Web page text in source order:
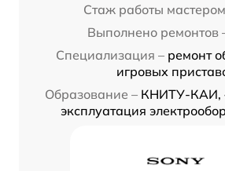
Стаж работы
Выполнено ремонтов
Специализация – ремонт
игровых
Образование – КНИТУ-КАИ,
эксплуатация